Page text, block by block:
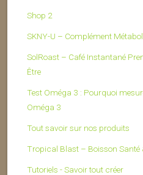
Shop 2
SKNY-U – Complément
SolRoast – Café Instantané
Être
Test Oméga 3 : Pourquoi
Oméga 3
Tout savoir sur nos produits
Tropical Blast – Boisson Santé
Tutoriels - Savoir tout créer